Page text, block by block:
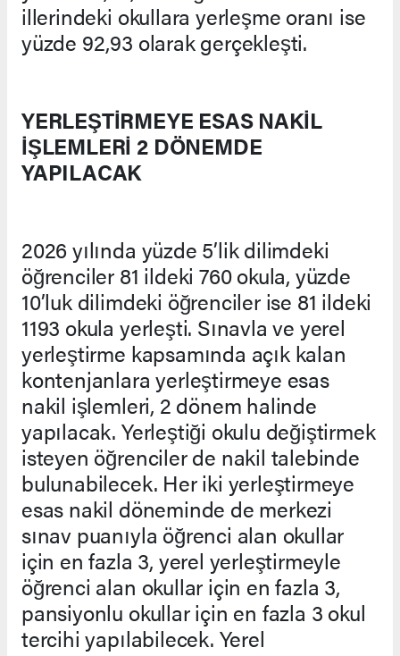
illerindeki okullara yerleşme oranı ise
yüzde 92,93 olarak gerçekleşti.
YERLEŞTİRMEYE ESAS NAKİL
İŞLEMLERİ 2 DÖNEMDE
YAPILACAK
2026 yılında yüzde 5’lik dilimdeki
öğrenciler 81 ildeki 760 okula, yüzde
10’luk dilimdeki öğrenciler ise 81 ildeki
1193 okula yerleşti. Sınavla ve yerel
yerleştirme kapsamında açık kalan
kontenjanlara yerleştirmeye esas
nakil işlemleri, 2 dönem halinde
yapılacak. Yerleştiği okulu değiştirmek
isteyen öğrenciler de nakil talebinde
bulunabilecek. Her iki yerleştirmeye
esas nakil döneminde de merkezi
sınav puanıyla öğrenci alan okullar
için en fazla 3, yerel yerleştirmeyle
öğrenci alan okullar için en fazla 3,
pansiyonlu okullar için en fazla 3 okul
tercihi yapılabilecek. Yerel